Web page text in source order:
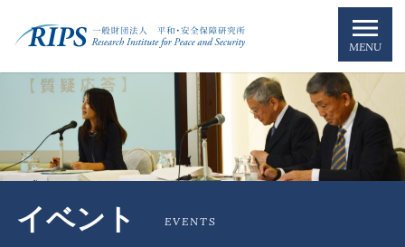
MENU
イベント EVENTS